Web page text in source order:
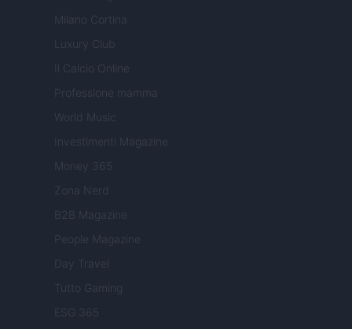
Milano Cortina
Luxury Club
Il Calcio Online
Professione mamma
World Music
Investimenti Magazine
Money 365
Zona Nerd
B2B Magazine
People Magazine
Day Travel
Tutto Gaming
ESG 365